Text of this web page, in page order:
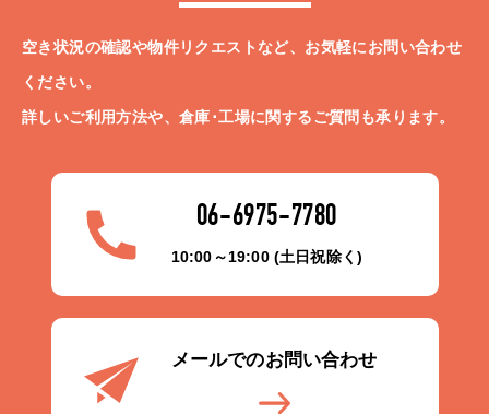
空き状況の確認や物件リクエストなど、お気軽にお問い合わせ
ください。
詳しいご利用方法や、倉庫･工場に関するご質問も承ります。
06-6975-7780
10:00～19:00 (土日祝除く)
メールでのお問い合わせ